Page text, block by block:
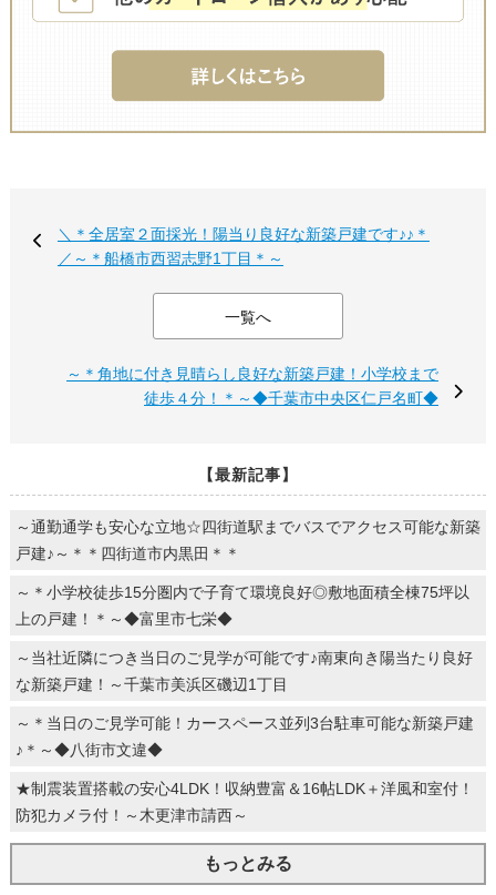
＼＊全居室２面採光！陽当り良好な新築戸建です♪♪＊
／～＊船橋市西習志野1丁目＊～
一覧へ
～＊角地に付き見晴らし良好な新築戸建！小学校まで
徒歩４分！＊～◆千葉市中央区仁戸名町◆
【最新記事】
～通勤通学も安心な立地☆四街道駅までバスでアクセス可能な新築
戸建♪～＊＊四街道市内黒田＊＊
～＊小学校徒歩15分圏内で子育て環境良好◎敷地面積全棟75坪以
上の戸建！＊～◆富里市七栄◆
～当社近隣につき当日のご見学が可能です♪南東向き陽当たり良好
な新築戸建！～千葉市美浜区磯辺1丁目
～＊当日のご見学可能！カースペース並列3台駐車可能な新築戸建
♪＊～◆八街市文違◆
★制震装置搭載の安心4LDK！収納豊富＆16帖LDK＋洋風和室付！
防犯カメラ付！～木更津市請西～
もっとみる